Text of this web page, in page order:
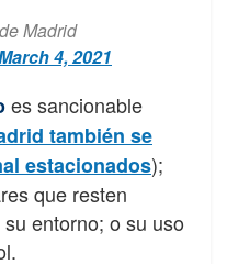
Madrid
4, 2021
es sancionable
también se
estacionados);
que resten
entorno; o su uso